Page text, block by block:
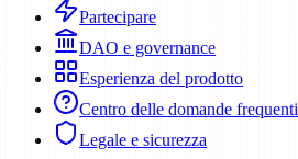
Partecipare
DAO e governance
Esperienza del prodotto
Centro delle domande frequenti
Legale e sicurezza